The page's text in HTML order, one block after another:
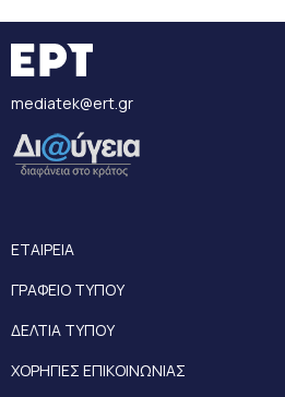
mediatek@ert.gr
ΕΤΑΙΡΕΙΑ
ΓΡΑΦΕΙΟ ΤΥΠΟΥ
ΔΕΛΤΙΑ ΤΥΠΟΥ
ΧΟΡΗΓΙΕΣ ΕΠΙΚΟΙΝΩΝΙΑΣ